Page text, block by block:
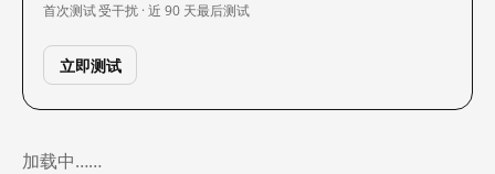
首次测试受干扰 · 近 90 天最后测试
立即测试
加载中……